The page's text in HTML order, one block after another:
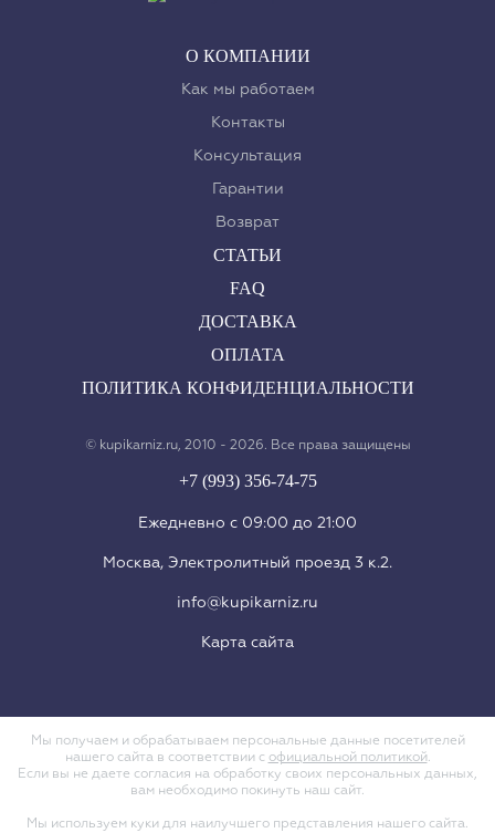
О КОМПАНИИ
Как мы работаем
Контакты
Консультация
Гарантии
Возврат
СТАТЬИ
FAQ
ДОСТАВКА
ОПЛАТА
ПОЛИТИКА КОНФИДЕНЦИАЛЬНОСТИ
© kupikarniz.ru, 2010 - 2026. Все права защищены
+7 (993) 356-74-75
Eжедневно с 09:00 до 21:00
Москва, Электролитный проезд 3 к.2.
info@kupikarniz.ru
Карта сайта
Мы получаем и обрабатываем персональные данные посетителей
нашего сайта в соответствии с официальной политикой.
Если вы не даете согласия на обработку своих персональных данных,
вам необходимо покинуть наш сайт.
Мы используем куки для наилучшего представления нашего сайта.